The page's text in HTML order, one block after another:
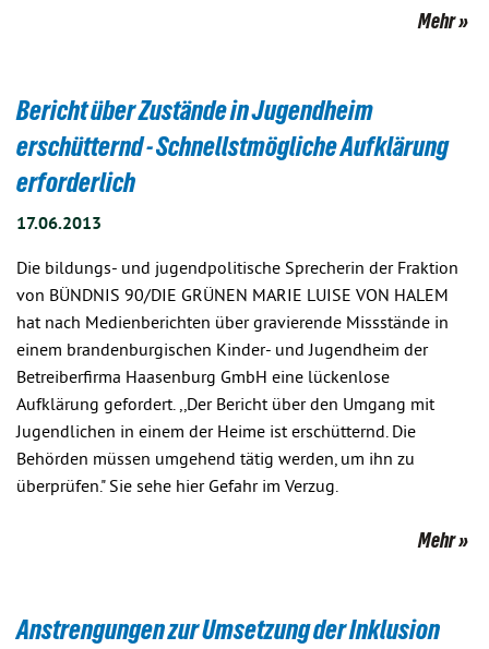
Mehr
Bericht über Zustände in Jugendheim
erschütternd - Schnellstmögliche Aufklärung
erforderlich
17.06.2013
Die bildungs- und jugendpolitische Sprecherin der Fraktion
von BÜNDNIS 90/DIE GRÜNEN MARIE LUISE VON HALEM
hat nach Medienberichten über gravierende Missstände in
einem brandenburgischen Kinder- und Jugendheim der
Betreiberfirma Haasenburg GmbH eine lückenlose
Aufklärung gefordert. ,,Der Bericht über den Umgang mit
Jugendlichen in einem der Heime ist erschütternd. Die
Behörden müssen umgehend tätig werden, um ihn zu
überprüfen." Sie sehe hier Gefahr im Verzug.
Mehr
Anstrengungen zur Umsetzung der Inklusion